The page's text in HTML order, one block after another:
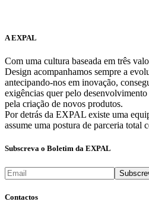
A EXPAL
Com uma cultura baseada em três
Design acompanhamos sempre a
antecipando-nos em inovação,
exigências quer pelo
pela criação de novos produtos.
Por detrás da EXPAL existe uma
assume uma postura de parceria total
Subscreva o Boletim da EXPAL
Contactos